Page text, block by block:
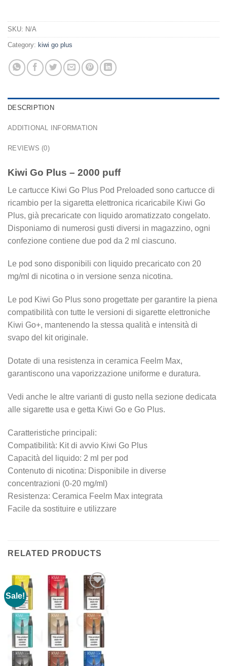
SKU: N/A
Category: kiwi go plus
DESCRIPTION
ADDITIONAL INFORMATION
REVIEWS (0)
Kiwi Go Plus – 2000 puff
Le cartucce Kiwi Go Plus Pod Preloaded sono cartucce di
ricambio per la sigaretta elettronica ricaricabile Kiwi Go
Plus, già precaricate con liquido aromatizzato congelato.
Disponiamo di numerosi gusti diversi in magazzino, ogni
confezione contiene due pod da 2 ml ciascuno.
Le pod sono disponibili con liquido precaricato con 20
mg/ml di nicotina o in versione senza nicotina.
Le pod Kiwi Go Plus sono progettate per garantire la piena
compatibilità con tutte le versioni di sigarette elettroniche
Kiwi Go+, mantenendo la stessa qualità e intensità di
svapo del kit originale.
Dotate di una resistenza in ceramica Feelm Max,
garantiscono una vaporizzazione uniforme e duratura.
Vedi anche le altre varianti di gusto nella sezione dedicata
alle sigarette usa e getta Kiwi Go e Go Plus.
Caratteristiche principali:
Compatibilità: Kit di avvio Kiwi Go Plus
Capacità del liquido: 2 ml per pod
Contenuto di nicotina: Disponibile in diverse
concentrazioni (0-20 mg/ml)
Resistenza: Ceramica Feelm Max integrata
Facile da sostituire e utilizzare
RELATED PRODUCTS
Sale!